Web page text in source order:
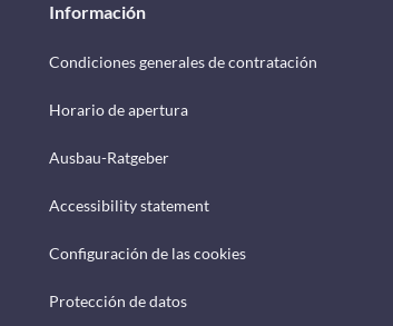
Información
Condiciones generales de contratación
Horario de apertura
Ausbau-Ratgeber
Accessibility statement
Configuración de las cookies
Protección de datos